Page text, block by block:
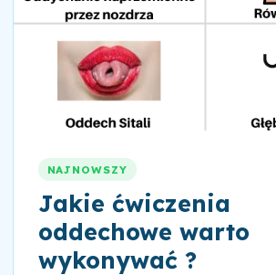
NAJNOWSZY
Jakie ćwiczenia
oddechowe warto
wykonywać ?